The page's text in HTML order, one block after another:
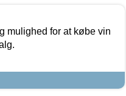
mulighed for at købe vin